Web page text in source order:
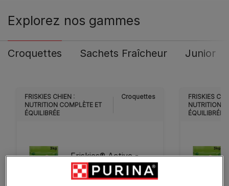
Explorez nos gammes
Croquettes Sachets Fraîcheur Junior
FRISKIES CHIEN :
NUTRITION COMPLÈTE ET
ÉQUILIBRÉE
Croquettes
Friskies® Active -
Croquettes au bœuf
pour chien actif
FRISKIES
NUTRITION
ÉQUILIBRÉE